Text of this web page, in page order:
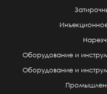
Оборудование и
Оборудование и